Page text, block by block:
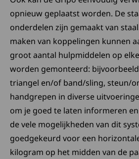
opnieuw geplaatst worden. De
onderdelen zijn gemaakt van
maken van koppelingen kunnen
groot aantal hulpmiddelen op
worden gemonteerd:
triangel en/of band/sling, steun/
handgrepen in diverse
om je goed te laten informeren
de vele mogelijkheden van dit
goedgekeurd voor een
kilogram op het midden van de